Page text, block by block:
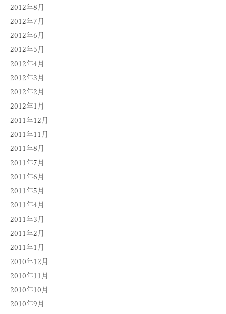
2012年8月
2012年7月
2012年6月
2012年5月
2012年4月
2012年3月
2012年2月
2012年1月
2011年12月
2011年11月
2011年8月
2011年7月
2011年6月
2011年5月
2011年4月
2011年3月
2011年2月
2011年1月
2010年12月
2010年11月
2010年10月
2010年9月